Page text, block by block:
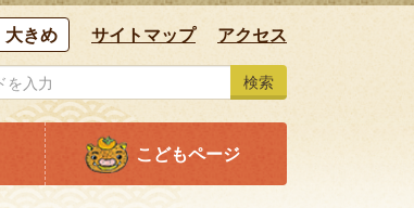
大きめ サイトマップ アクセス
検索
こどもページ